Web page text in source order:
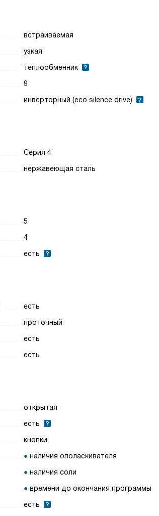
встраиваемая
узкая
теплообменник
9
инверторный (eco silence drive)
Серия 4
нержавеющая сталь
5
4
есть
есть
проточный
есть
есть
открытая
есть
кнопки
наличия ополаскивателя
наличия соли
времени до окончания программы
есть